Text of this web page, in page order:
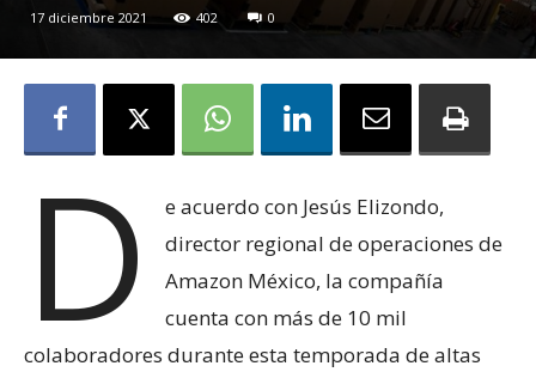
17 diciembre 2021 402 0
D
e acuerdo con Jesús Elizondo,
director regional de operaciones de
Amazon México, la compañía
cuenta con más de 10 mil
colaboradores durante esta temporada de altas